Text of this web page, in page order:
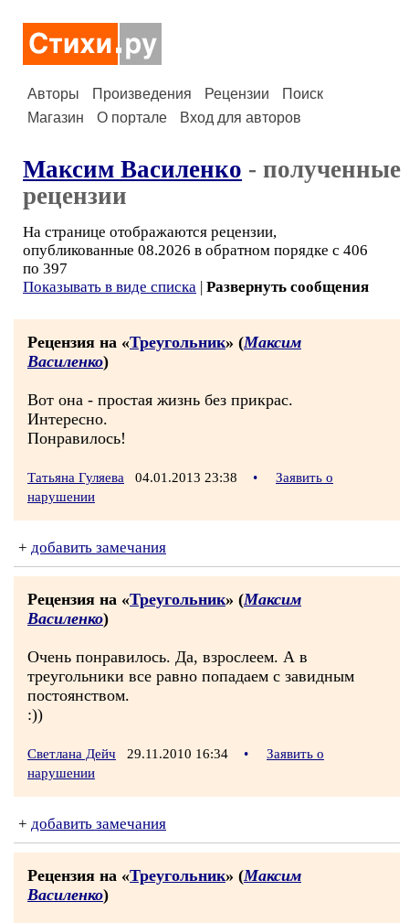
Авторы Произведения Рецензии
Поиск
Магазин
О портале Вход для авторов
Максим Василенко - полученные
рецензии
На странице отображаются рецензии,
опубликованные 08.2026 в обратном порядке с 406
по 397
Показывать в виде списка | Развернуть сообщения
Рецензия на «Треугольник» (Максим
Василенко)
Вот она - простая жизнь без прикрас.
Интересно.
Понравилось!
Татьяна Гуляева 04.01.2013 23:38 •
Заявить о
нарушении
+ добавить замечания
Рецензия на «Треугольник» (Максим
Василенко)
Очень понравилось. Да, взрослеем. А в
треугольники все равно попадаем с завидным
постоянством.
:))
Светлана Дейч 29.11.2010 16:34 •
Заявить о
нарушении
+ добавить замечания
Рецензия на «Треугольник» (Максим
Василенко)